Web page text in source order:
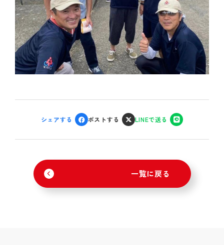
シェアする ポストする LINEで送る
一覧に戻る